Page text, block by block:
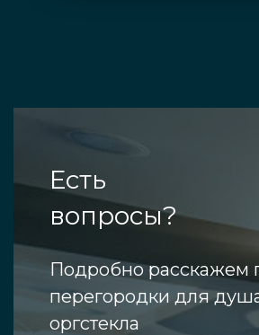
Есть
вопросы?
Подробно расскажем
перегородки для
оргстекла